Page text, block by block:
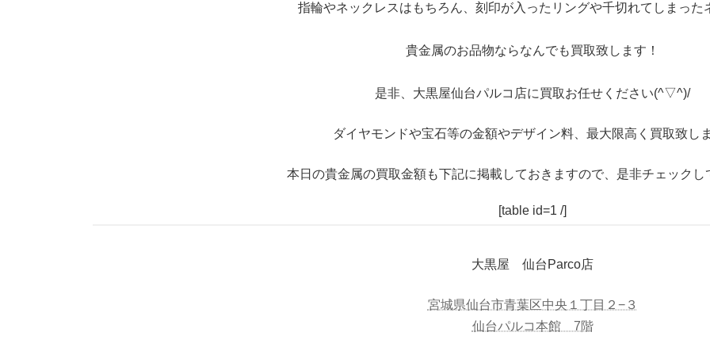
指輪やネックレスはもちろん、刻印が入ったリングや千切れてしまった
貴金属のお品物ならなんでも買取致します！
是非、大黒屋仙台パルコ店に買取お任せください(^▽^)/
ダイヤモンドや宝石等の金額やデザイン料、最大限高く買取致し
本日の貴金属の買取金額も下記に掲載しておきますので、是非チェックし
[table id=1 /]
大黒屋 仙台Parco店
宮城県仙台市青葉区中央１丁目２−３
仙台パルコ本館 7階